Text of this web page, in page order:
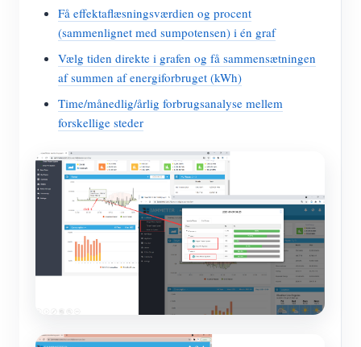
Få effektaflæsningsværdien og procent
(sammenlignet med sumpotensen) i én graf
Vælg tiden direkte i grafen og få sammensætningen
af summen af energiforbruget (kWh)
Time/månedlig/årlig forbrugsanalyse mellem
forskellige steder